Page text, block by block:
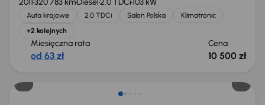
2011320 783 kmDiesel2.0 TDCi103 kW
Auta krajowe 2.0 TDCi Salon Polska
Klimatronic
+2 kolejnych
Miesięczna rata
od 63 zł
Cena
10 500 zł